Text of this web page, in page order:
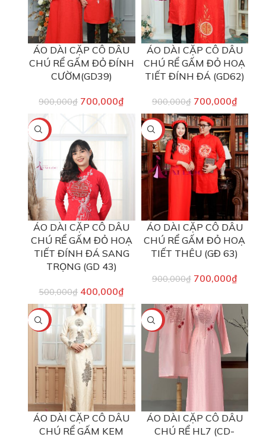
ÁO DÀI CẶP CÔ DÂU
CHÚ RỂ GẤM ĐỎ ĐÍNH
CƯỜM(GD39)
900,000₫ 700,000₫
ÁO DÀI CẶP CÔ DÂU
CHÚ RỂ GẤM ĐỎ HOẠ
TIẾT ĐÍNH ĐÁ (GD62)
900,000₫ 700,000₫
-20%
ÁO DÀI CẶP CÔ DÂU
CHÚ RỂ GẤM ĐỎ HOẠ
TIẾT ĐÍNH ĐÁ SANG
TRỌNG (GD 43)
500,000₫ 400,000₫
-22%
ÁO DÀI CẶP CÔ DÂU
CHÚ RỂ GẤM ĐỎ HOẠ
TIẾT THÊU (GĐ 63)
900,000₫ 700,000₫
-20%
ÁO DÀI CẶP CÔ DÂU
CHÚ RỂ GẤM KEM
-22%
ÁO DÀI CẶP CÔ DÂU
CHÚ RỂ HL7 (CD-